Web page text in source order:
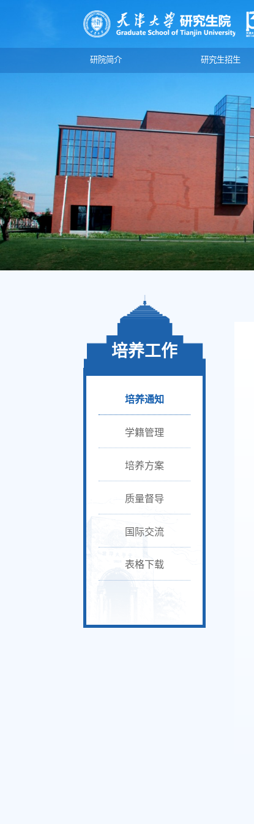
研院简介 研究生招生
培养工作
培养通知
学籍管理
培养方案
质量督导
国际交流
表格下载